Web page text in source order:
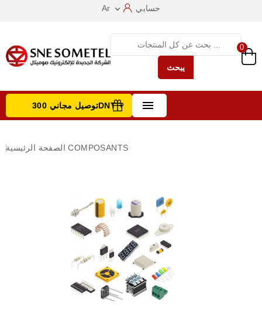
Ar  حسابي
يبحث
0
 توصيل مجاني 300DNT +
الصفحة الرئيسية COMPOSANTS